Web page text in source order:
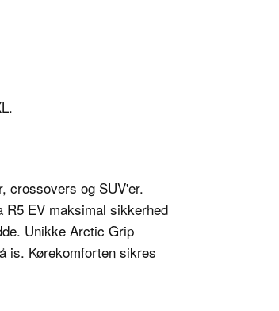
crossovers og SUV'er.
EV maksimal sikkerhed
Unikke Arctic Grip
is. Kørekomforten sikres